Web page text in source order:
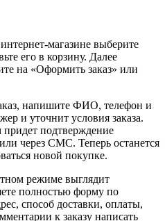
магазине выберите
его в корзину. Далее
на «Оформить заказ» или
напишите ФИО, телефон и
и уточнит условия заказа.
придет подтверждение
через СМС. Теперь останется
новой покупке.
режиме выглядит
полностью форму по
способ доставки, оплаты,
к заказу написать